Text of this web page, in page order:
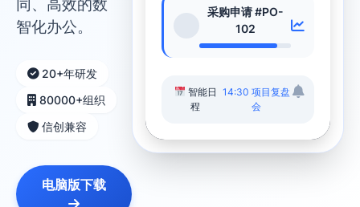
同、高效的数
智化办公。
20+年研发
80000+组织
信创兼容
电脑版下载
采购申请 #PO-
102
智能日
程
14:30 项目复盘
会